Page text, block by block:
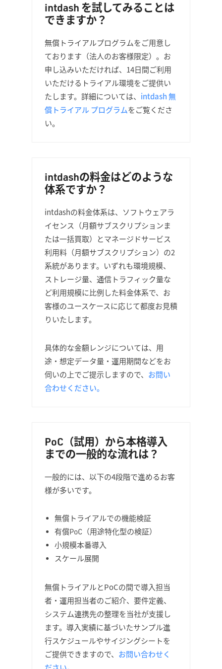
intdash を試してみることは
できますか？
無償トライアルプログラムをご用意し
ております（法人のお客様限定）。お
申し込みいただければ、14日間ご利用
いただけるトライアル環境をご提供い
たします。詳細については、 intdash 無
償トライアル プログラムをご覧くださ
い。
intdashの料金はどのような
体系ですか？
intdashの料金体系は、ソフトウェアラ
イセンス（月額サブスクリプションま
たは一括買取）とマネージドサービス
利用料（月額サブスクリプション）の2
系統があります。いずれも環境規模、
ストレージ量、通信トラフィック量な
ど利用規模に比例した料金体系で、お
客様のユースケースに応じて都度お見積
りいたします。
具体的な金額レンジについては、用
途・想定データ量・運用期間などをお
伺いの上でご提示しますので、 お問い
合わせください。
PoC（試用）から本格導入
までの一般的な流れは？
一般的には、以下の4段階で進めるお客
様が多いです。
無償トライアルでの機能検証
有償PoC（用途特化型の検証）
小規模本番導入
スケール展開
無償トライアルとPoCの間で導入担当
者・運用担当者のご紹介、要件定義、
システム連携先の整理を当社が支援し
ます。導入実績に基づいたサンプル進
行スケジュールやサイジングシートを
ご提供できますので、 お問い合わせく